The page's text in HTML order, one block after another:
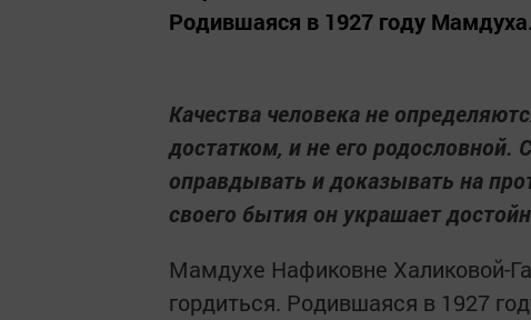
Родившаяся в 1927 году
Качества человека не
достатком, и не его
оправдывать и доказывать на
своего бытия он украшает
Мамдухе Нафиковне Халиковой-
гордиться. Родившаяся в 1927